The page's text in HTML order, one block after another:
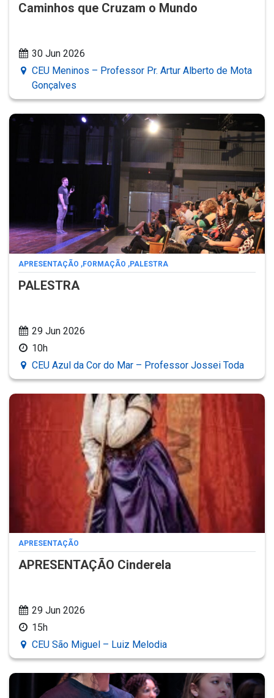
Caminhos que Cruzam o Mundo
30 Jun 2026
CEU Meninos – Professor Pr. Artur Alberto de Mota
Gonçalves
APRESENTAÇÃO ,FORMAÇÃO ,PALESTRA
PALESTRA
29 Jun 2026
10h
CEU Azul da Cor do Mar – Professor Jossei Toda
APRESENTAÇÃO
APRESENTAÇÃO Cinderela
29 Jun 2026
15h
CEU São Miguel – Luiz Melodia